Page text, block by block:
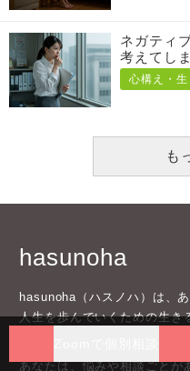
ネガティ
考えてし
心構え・
も
hasunoha
hasunoha（ハスノハ）は、
人生を歩んでいくための生き
あなたは、悩みや相談ごとが